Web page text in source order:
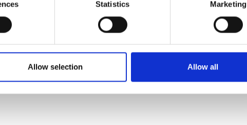
Statistics Marketing
Allow selection Allow all